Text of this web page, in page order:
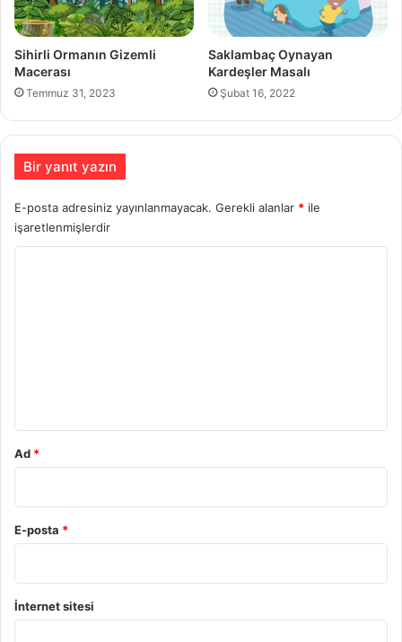
Sihirli Ormanın Gizemli
Macerası
Temmuz 31, 2023
Saklambaç Oynayan
Kardeşler Masalı
Şubat 16, 2022
Bir yanıt yazın
E-posta adresiniz yayınlanmayacak. Gerekli alanlar * ile
işaretlenmişlerdir
Ad *
E-posta *
İnternet sitesi